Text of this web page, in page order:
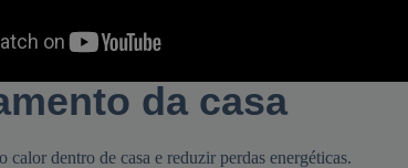
da casa
dentro de casa e reduzir perdas energéticas.